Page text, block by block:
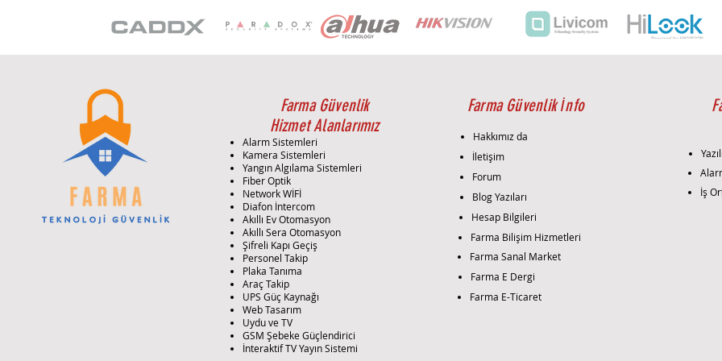
Farma Güvenlik
Hizmet Alanlarımız
Alarm Sistemleri
Kamera Sistemleri
Yangın Algılama Sistemleri
Fiber Optik
Network WİFİ
Diafon İntercom
Akıllı Ev Otomasyon
Akıllı Sera Otomasyon
Şifreli Kapı Geçiş
Personel Takip
Plaka Tanıma
Araç Takip
UPS Güç Kaynağı
Web Tasarım
Uydu ve TV
GSM Şebeke Güçlendirici
İnteraktif TV Yayın Sistemi
Farma Güvenlik İnfo
Hakkımız da
İletişim
Forum
Blog Yazıları
Hesap Bilgileri
Farma Bilişim Hizmetleri
Farma Sanal Market
Farma E Dergi
Farma E-Ticaret
İş